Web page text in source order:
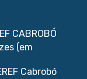
CABROBÓ
(em
Cabrobó